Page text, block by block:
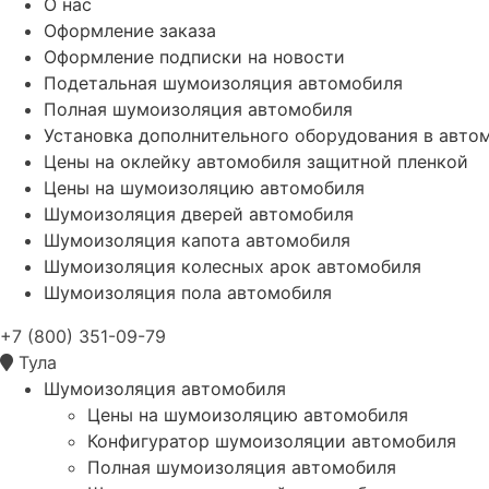
Оформление заказа
Оформление подписки на новости
Подетальная шумоизоляция автомобиля
Полная шумоизоляция автомобиля
Установка дополнительного оборудования в
Цены на оклейку автомобиля защитной пленкой
Цены на шумоизоляцию автомобиля
Шумоизоляция дверей автомобиля
Шумоизоляция капота автомобиля
Шумоизоляция колесных арок автомобиля
Шумоизоляция пола автомобиля
+7 (800) 351-09-79
Тула
Шумоизоляция автомобиля
Цены на шумоизоляцию автомобиля
Конфигуратор шумоизоляции автомобиля
Полная шумоизоляция автомобиля